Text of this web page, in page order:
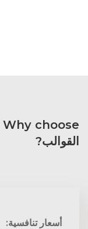
القوالب?
أسعار تنافسية: